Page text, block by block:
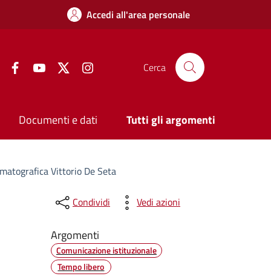
Accedi all'area personale
FacebookYouTube Twitter Cerca
Documenti e dati Tutti gli argomenti
Vittorio De Seta
Condividi Vedi azioni
Argomenti
Comunicazione istituzionale
Tempo libero